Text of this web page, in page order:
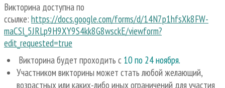
Викторина доступна по
ссылке: https://docs.google.com/forms/d/14N7p1hfsXk8FW-
maCSl_5JRLp9H9XY9S4kk8G8wsckE/viewform?
edit_requested=true
Викторина будет проходить с 10 по 24 ноября.
Участником викторины может стать любой желающий,
возрастных или каких-либо иных ограничений для участия